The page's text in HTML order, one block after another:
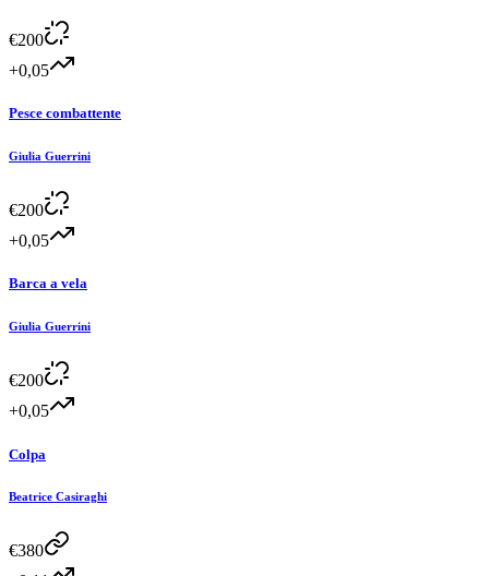
€200
+0,05
Pesce combattente
Giulia Guerrini
€200
+0,05
Barca a vela
Giulia Guerrini
€200
+0,05
Colpa
Beatrice Casiraghi
€380